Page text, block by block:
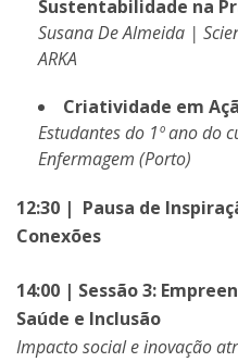
Sustentabilidade na
Susana De Almeida |
ARKA
Criatividade em
Estudantes do 1º ano do
Enfermagem (Porto)
12:30 | Pausa de
Conexões
14:00 | Sessão 3:
Saúde e Inclusão
Impacto social e inovação